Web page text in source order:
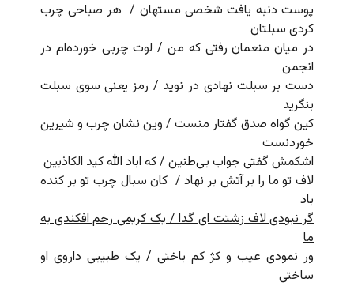
پوست دنبه یافت شخصی مستهان / هر صباحی چرب
کردی سبلتان
در میان منعمان رفتی که من / لوت چربی خورده‌ام در
انجمن
دست بر سبلت نهادی در نوید / رمز یعنی سوی سبلت
بنگرید
کین گواه صدق گفتار منست / وین نشان چرب و شیرین
خوردنست
اشکمش گفتی جواب بی‌طنین / که اباد الله کید الکاذبین
لاف تو ما را بر آتش بر نهاد / کان سبال چرب تو بر کنده
باد
گر نبودی لاف زشتت ای گدا / یک کریمی رحم افکندی به
ما
ور نمودی عیب و کژ کم باختی / یک طبیبی داروی او
ساختی